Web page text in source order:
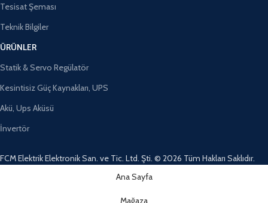
Tesisat Şeması
Teknik Bilgiler
ÜRÜNLER
Statik & Servo Regülatör
Kesintisiz Güç Kaynakları, UPS
Akü, Ups Aküsü
İnvertör
FCM Elektrik Elektronik San. ve Tic. Ltd. Şti. © 2026 Tüm Hakları Saklıdır.
Ana Sayfa
Mağaza